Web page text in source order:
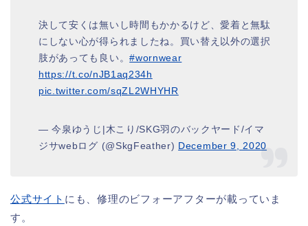
決して安くは無いし時間もかかるけど、愛着と無駄
にしない心が得られましたね。買い替え以外の選択
肢があっても良い。#wornwear
https://t.co/nJB1aq234h
pic.twitter.com/sqZL2WHYHR
— 今泉ゆうじ|木こり/SKG羽のバックヤード/イマ
ジサwebログ (@SkgFeather) December 9, 2020
公式サイト にも、修理のビフォーアフターが載っていま
す。